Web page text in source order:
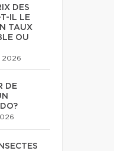
DES
T-IL LE
TAUX
OU
2026
DE